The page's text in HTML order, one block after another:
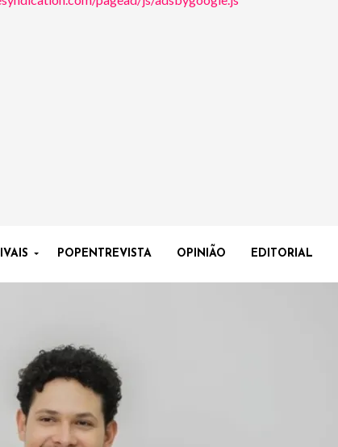
POPENTREVISTA OPINIÃO EDITORIAL